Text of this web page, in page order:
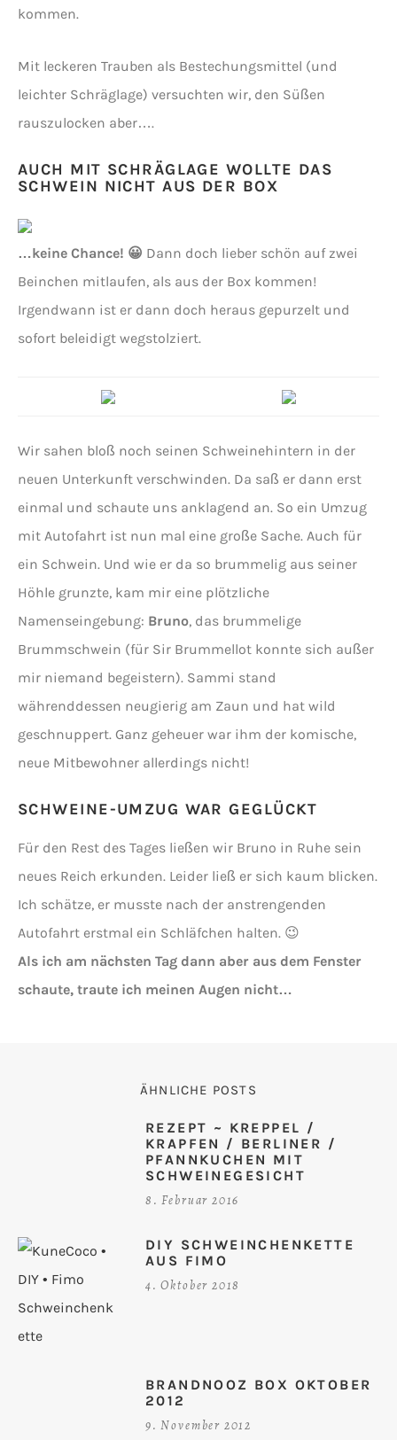
kommen.
Mit leckeren Trauben als Bestechungsmittel (und
leichter Schräglage) versuchten wir, den Süßen
rauszulocken aber….
AUCH MIT SCHRÄGLAGE WOLLTE DAS
SCHWEIN NICHT AUS DER BOX
…keine Chance! 😀 Dann doch lieber schön auf zwei
Beinchen mitlaufen, als aus der Box kommen!
Irgendwann ist er dann doch heraus gepurzelt und
sofort beleidigt wegstolziert.
Wir sahen bloß noch seinen Schweinehintern in der
neuen Unterkunft verschwinden. Da saß er dann erst
einmal und schaute uns anklagend an. So ein Umzug
mit Autofahrt ist nun mal eine große Sache. Auch für
ein Schwein. Und wie er da so brummelig aus seiner
Höhle grunzte, kam mir eine plötzliche
Namenseingebung: Bruno, das brummelige
Brummschwein (für Sir Brummellot konnte sich außer
mir niemand begeistern). Sammi stand
währenddessen neugierig am Zaun und hat wild
geschnuppert. Ganz geheuer war ihm der komische,
neue Mitbewohner allerdings nicht!
SCHWEINE-UMZUG WAR GEGLÜCKT
Für den Rest des Tages ließen wir Bruno in Ruhe sein
neues Reich erkunden. Leider ließ er sich kaum blicken.
Ich schätze, er musste nach der anstrengenden
Autofahrt erstmal ein Schläfchen halten. 😉
Als ich am nächsten Tag dann aber aus dem Fenster
schaute, traute ich meinen Augen nicht…
ÄHNLICHE POSTS
REZEPT ~ KREPPEL /
KRAPFEN / BERLINER /
PFANNKUCHEN MIT
SCHWEINEGESICHT
8. Februar 2016
DIY SCHWEINCHENKETTE
AUS FIMO
4. Oktober 2018
BRANDNOOZ BOX OKTOBER
2012
9. November 2012